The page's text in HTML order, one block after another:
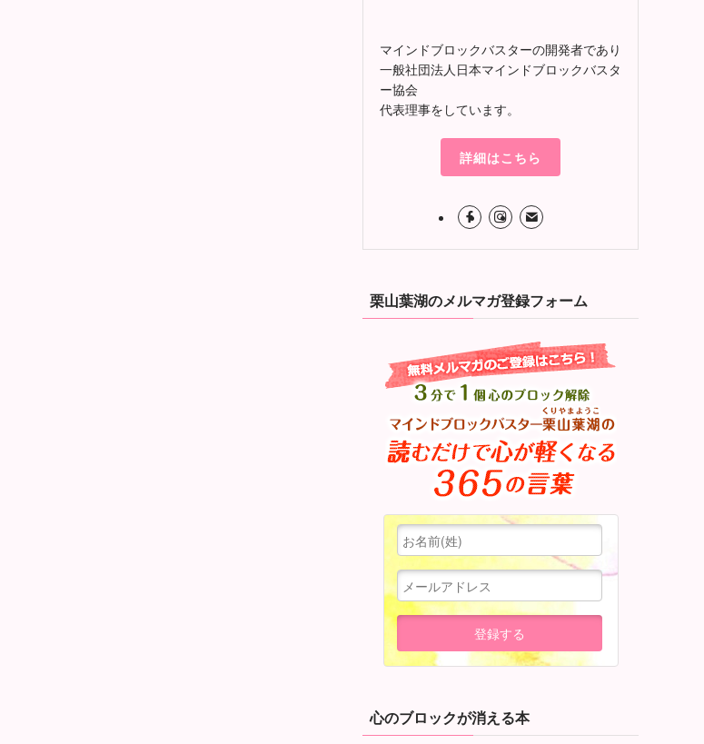
マインドブロックバスターの開発者であり
一般社団法人日本マインドブロックバスタ
ー協会
代表理事をしています。
詳細はこちら
栗山葉湖のメルマガ登録フォーム
心のブロックが消える本